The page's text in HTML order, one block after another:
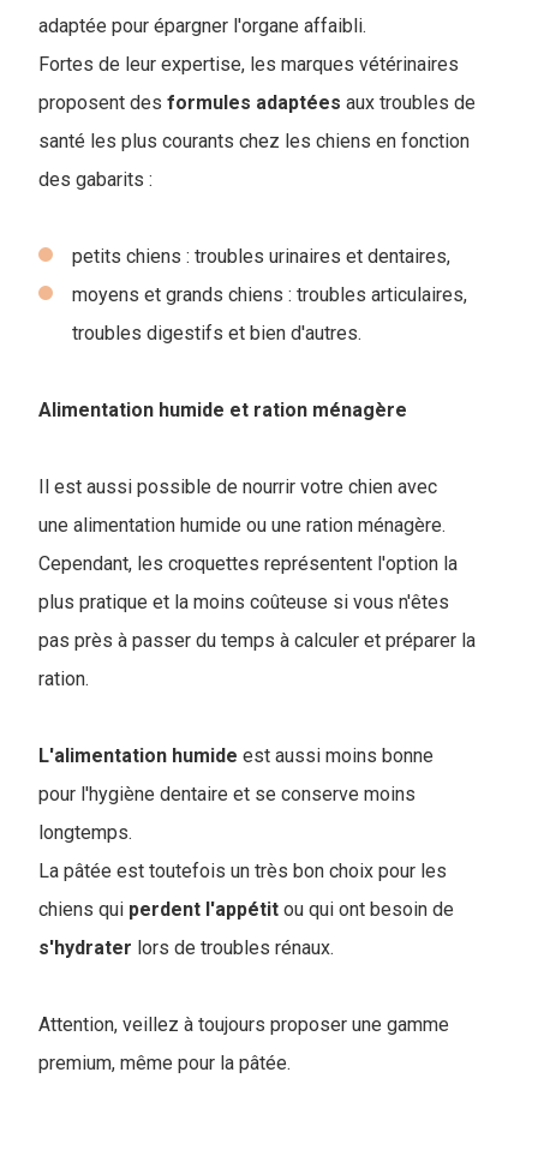
adaptée pour épargner l'organe affaibli.
Fortes de leur expertise, les marques vétérinaires
proposent des formules adaptées aux troubles de
santé les plus courants chez les chiens en fonction
des gabarits :
petits chiens : troubles urinaires et dentaires,
moyens et grands chiens : troubles articulaires,
troubles digestifs et bien d'autres.
Alimentation humide et ration ménagère
Il est aussi possible de nourrir votre chien avec
une alimentation humide ou une ration ménagère.
Cependant, les croquettes représentent l'option la
plus pratique et la moins coûteuse si vous n'êtes
pas près à passer du temps à calculer et préparer la
ration.
L'alimentation humide est aussi moins bonne
pour l'hygiène dentaire et se conserve moins
longtemps.
La pâtée est toutefois un très bon choix pour les
chiens qui perdent l'appétit ou qui ont besoin de
s'hydrater lors de troubles rénaux.
Attention, veillez à toujours proposer une gamme
premium, même pour la pâtée.